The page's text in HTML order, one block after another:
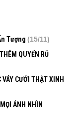
Tượng (15/11)
QUYẾN RŨ
CƯỚI THẬT XINH
ÁNH NHÌN